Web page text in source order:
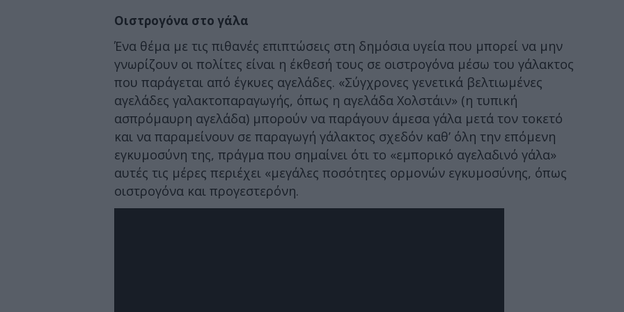
Οιστρογόνα στο γάλα
Ένα θέμα με τις πιθανές επιπτώσεις στη δημόσια υγεία που μπορεί να μην
γνωρίζουν οι πολίτες είναι η έκθεσή τους σε οιστρογόνα μέσω του γάλακτος
που παράγεται από έγκυες αγελάδες. «Σύγχρονες γενετικά βελτιωμένες
αγελάδες γαλακτοπαραγωγής, όπως η αγελάδα Χολστάιν» (η τυπική
ασπρόμαυρη αγελάδα) μπορούν να παράγουν άμεσα γάλα μετά τον τοκετό
και να παραμείνουν σε παραγωγή γάλακτος σχεδόν καθ’ όλη την επόμενη
εγκυμοσύνη της, πράγμα που σημαίνει ότι το «εμπορικό αγελαδινό γάλα»
αυτές τις μέρες περιέχει «μεγάλες ποσότητες ορμονών εγκυμοσύνης, όπως
οιστρογόνα και προγεστερόνη.